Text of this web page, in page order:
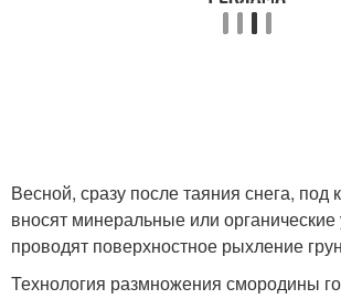
Весной, сразу после таяния снега, под
вносят минеральные или органические
проводят поверхностное рыхление
Технология размножения смородины